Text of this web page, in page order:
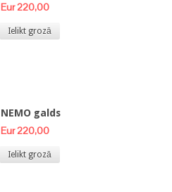
Eur 220,00
Ielikt grozā
NEMO galds
Eur 220,00
Ielikt grozā